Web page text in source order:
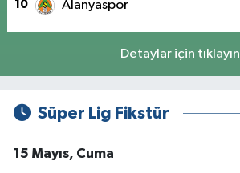
10 Alanyaspor
Detaylar için tıklayın
Süper Lig Fikstür
15 Mayıs, Cuma